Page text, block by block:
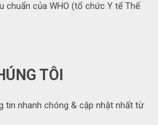
chuẩn của WHO (tổ chức Y tế Thế
TÔI
tin nhanh chóng & cập nhật nhất từ